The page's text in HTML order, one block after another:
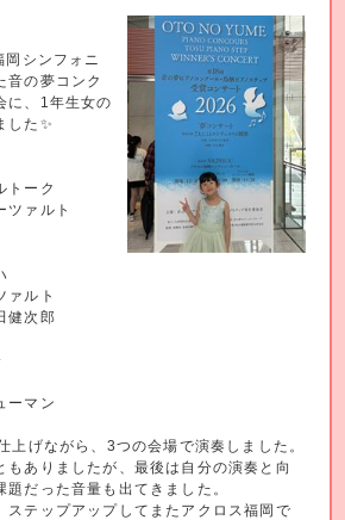
シンフォニ
音の夢コンク
に、1年生女の
した✨
トーク
ァルト
ルト
健次郎
マン
上げながら、3つの会場で演奏しました。
もありましたが、最後は自分の演奏と向
題だった音量も出てきました。
ステップアップしてまたアクロス福岡で